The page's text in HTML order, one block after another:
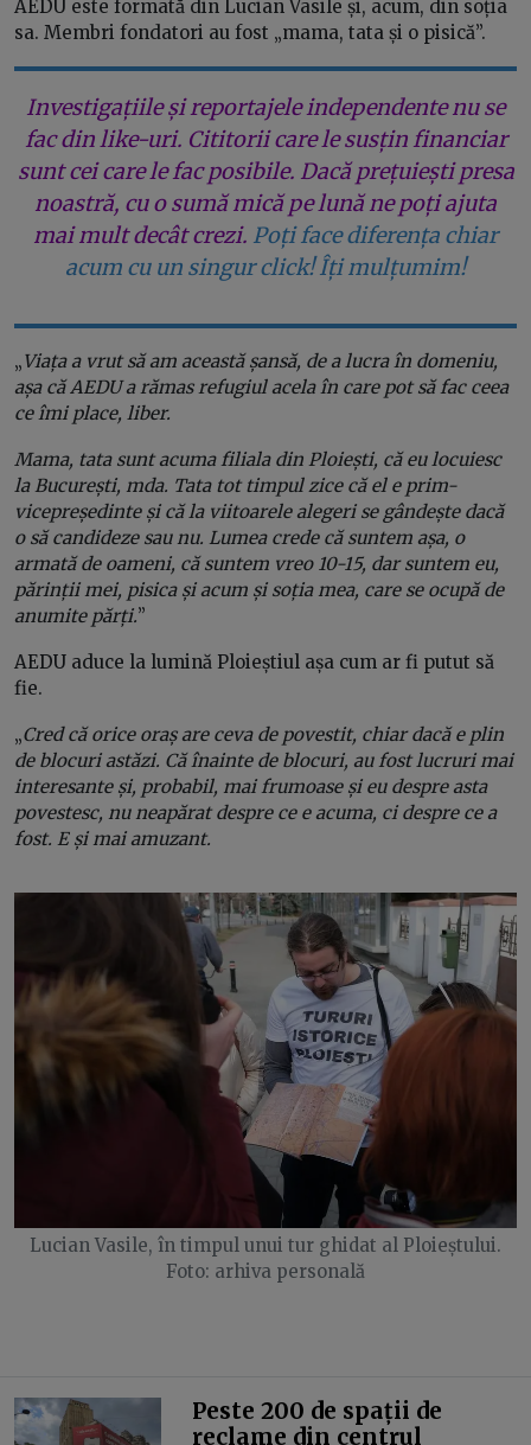
AEDU este formată din Lucian Vasile și, acum, din soția
sa. Membri fondatori au fost „mama, tata și o pisică”.
Investigațiile și reportajele independente nu se
fac din like-uri. Cititorii care le susțin financiar
sunt cei care le fac posibile. Dacă prețuiești presa
noastră, cu o sumă mică pe lună ne poți ajuta
mai mult decât crezi. Poți face diferența chiar
acum cu un singur click! Îți mulțumim!
„Viața a vrut să am această șansă, de a lucra în domeniu,
așa că AEDU a rămas refugiul acela în care pot să fac ceea
ce îmi place, liber.
Mama, tata sunt acuma filiala din Ploiești, că eu locuiesc
la București, mda. Tata tot timpul zice că el e prim-
vicepreședinte și că la viitoarele alegeri se gândește dacă
o să candideze sau nu. Lumea crede că suntem așa, o
armată de oameni, că suntem vreo 10-15, dar suntem eu,
părinții mei, pisica și acum și soția mea, care se ocupă de
anumite părți.”
AEDU aduce la lumină Ploieștiul așa cum ar fi putut să
fie.
„Cred că orice oraș are ceva de povestit, chiar dacă e plin
de blocuri astăzi. Că înainte de blocuri, au fost lucruri mai
interesante și, probabil, mai frumoase și eu despre asta
povestesc, nu neapărat despre ce e acuma, ci despre ce a
fost. E și mai amuzant.
Lucian Vasile, în timpul unui tur ghidat al Ploieștului.
Foto: arhiva personală
Peste 200 de spații de
reclame din centrul